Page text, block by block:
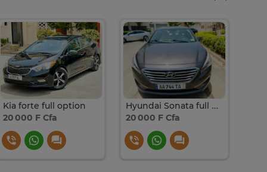
Kia forte full option
20 000 F Cfa
Hyundai Sonata full option
20 000 F Cfa